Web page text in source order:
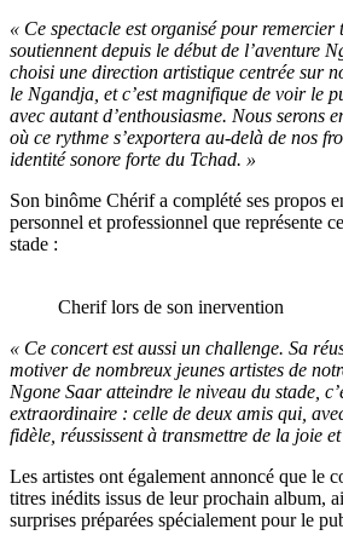
« Ce spectacle est organisé pour remercier
soutiennent depuis le début de l’aventure
choisi une direction artistique centrée sur
le Ngandja, et c’est magnifique de voir le
avec autant d’enthousiasme. Nous serons
où ce rythme s’exportera au-delà de nos
identité sonore forte du Tchad. »
Son binôme Chérif a complété ses propos
personnel et professionnel que représente
stade :
Cherif lors de son inervention
« Ce concert est aussi un challenge. Sa
motiver de nombreux jeunes artistes de
Ngone Saar atteindre le niveau du stade,
extraordinaire : celle de deux amis qui,
fidèle, réussissent à transmettre de la joie
Les artistes ont également annoncé que le
titres inédits issus de leur prochain album,
surprises préparées spécialement pour le